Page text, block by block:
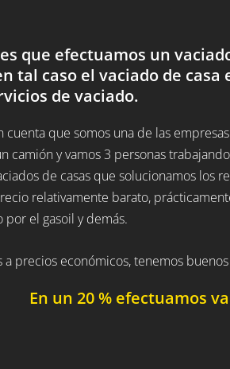
que efectuamos un
tal caso el vaciado de
de vaciado.
cuenta que somos una de las
camión y vamos 3 personas
de casas que solucionamos
relativamente barato,
por el gasoil y demás.
a precios económicos, tenemos
En un 20 % efectuamos